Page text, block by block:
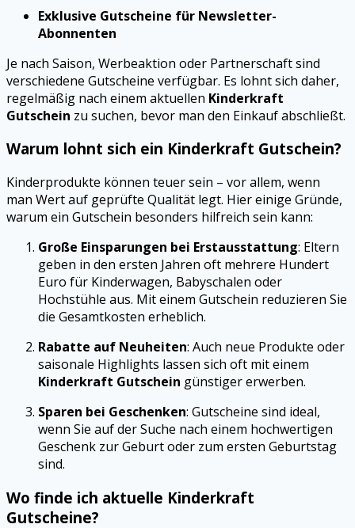
Exklusive Gutscheine für Newsletter-
Abonnenten
Je nach Saison, Werbeaktion oder Partnerschaft sind
verschiedene Gutscheine verfügbar. Es lohnt sich daher,
regelmäßig nach einem aktuellen Kinderkraft
Gutschein zu suchen, bevor man den Einkauf abschließt.
Warum lohnt sich ein Kinderkraft Gutschein?
Kinderprodukte können teuer sein – vor allem, wenn
man Wert auf geprüfte Qualität legt. Hier einige Gründe,
warum ein Gutschein besonders hilfreich sein kann:
Große Einsparungen bei Erstausstattung: Eltern
geben in den ersten Jahren oft mehrere Hundert
Euro für Kinderwagen, Babyschalen oder
Hochstühle aus. Mit einem Gutschein reduzieren Sie
die Gesamtkosten erheblich.
Rabatte auf Neuheiten: Auch neue Produkte oder
saisonale Highlights lassen sich oft mit einem
Kinderkraft Gutschein günstiger erwerben.
Sparen bei Geschenken: Gutscheine sind ideal,
wenn Sie auf der Suche nach einem hochwertigen
Geschenk zur Geburt oder zum ersten Geburtstag
sind.
Wo finde ich aktuelle Kinderkraft
Gutscheine?